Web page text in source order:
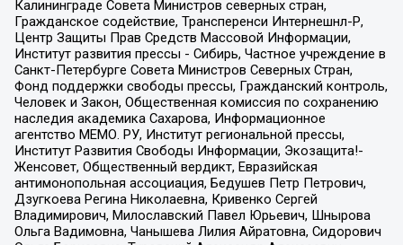
Калининграде Совета Министров северных стран,
Гражданское содействие, Трансперенси Интернешнл-Р,
Центр Защиты Прав Средств Массовой Информации,
Институт развития прессы - Сибирь, Частное учреждение в
Санкт-Петербурге Совета Министров Северных Стран,
Фонд поддержки свободы прессы, Гражданский контроль,
Человек и Закон, Общественная комиссия по сохранению
наследия академика Сахарова, Информационное
агентство МЕМО. РУ, Институт региональной прессы,
Институт Развития Свободы Информации, Экозащита!-
Женсовет, Общественный вердикт, Евразийская
антимонопольная ассоциация, Бедушев Петр Петрович,
Дзугкоева Регина Николаевна, Кривенко Сергей
Владимирович, Милославский Павел Юрьевич, Шнырова
Ольга Вадимовна, Чанышева Лилия Айратовна, Сидорович